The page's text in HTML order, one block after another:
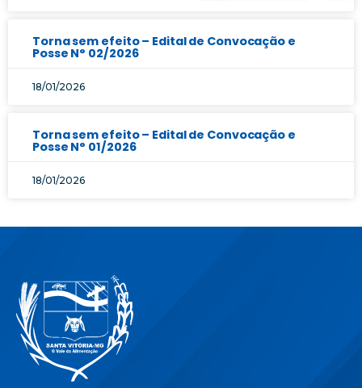
Torna sem efeito – Edital de Convocação e
Posse N° 02/2026
18/01/2026
Torna sem efeito – Edital de Convocação e
Posse N° 01/2026
18/01/2026